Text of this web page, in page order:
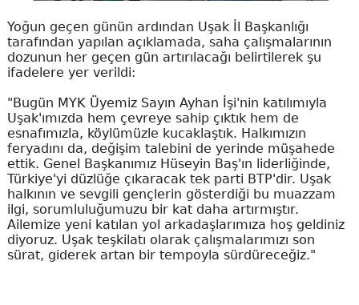
Yoğun geçen günün ardından Uşak İl Başkanlığı
tarafından yapılan açıklamada, saha çalışmalarının
dozunun her geçen gün artırılacağı belirtilerek şu
ifadelere yer verildi:
"Bugün MYK Üyemiz Sayın Ayhan İşi'nin katılımıyla
Uşak'ımızda hem çevreye sahip çıktık hem de
esnafımızla, köylümüzle kucaklaştık. Halkımızın
feryadını da, değişim talebini de yerinde müşahede
ettik. Genel Başkanımız Hüseyin Baş'ın liderliğinde,
Türkiye'yi düzlüğe çıkaracak tek parti BTP'dir. Uşak
halkının ve sevgili gençlerin gösterdiği bu muazzam
ilgi, sorumluluğumuzu bir kat daha artırmıştır.
Ailemize yeni katılan yol arkadaşlarımıza hoş geldiniz
diyoruz. Uşak teşkilatı olarak çalışmalarımızı son
sürat, giderek artan bir tempoyla sürdüreceğiz."